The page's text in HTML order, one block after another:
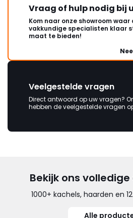
Vraag of hulp nodig bij
Kom naar onze showroom waar
vakkundige specialisten klaar
maat te bieden!
Veelgestelde vragen
Direct antwoord op uw vragen?
hebben de veelgestelde vragen
Bekijk ons
1000+ kachels, haarden en
Alle